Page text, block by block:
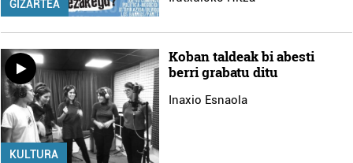
GIZARTEA
KULTURA
Koban taldeak bi abesti
berri grabatu ditu
Inaxio Esnaola